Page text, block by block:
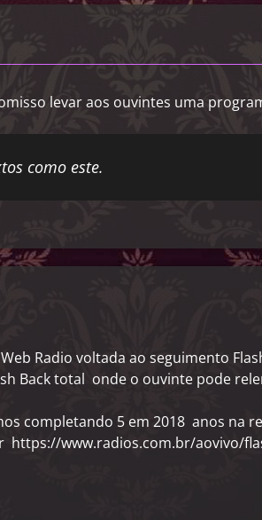
levar aos ouvintes uma
como este.
Radio voltada ao seguimento
Back total onde o ouvinte pode
completando 5 em 2018 anos na
https://www.radios.com.br/aovivo/